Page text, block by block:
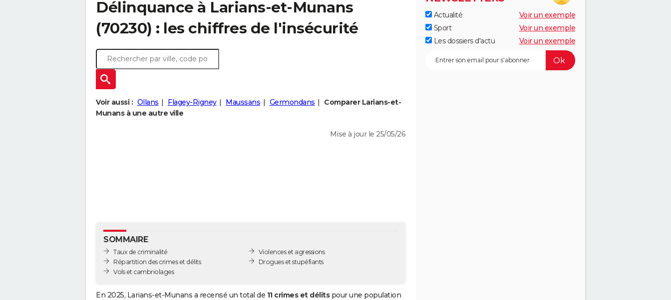
Délinquance à Larians-et-Munans
(70230) : les chiffres de l'insécurité
Voir aussi : Ollans Flagey-Rigney Maussans Germondans
Comparer Larians-et-
Munans à une autre ville
Mise à jour le 25/05/26
SOMMAIRE
Taux de criminalité
Répartition des crimes et délits
Vols et cambriolages
Violences et agressions
Drogues et stupéfiants
En 2025, Larians-et-Munans a recensé un total de 11 crimes et délitspour une population
Actualité
Voir un exemple
Sport
Voir un exemple
Les dossiers d'actu
Voir un exemple